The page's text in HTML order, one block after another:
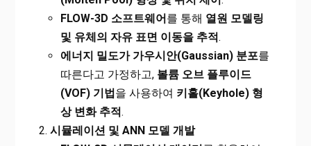
FLOW-3D 소프트웨어를 통해 열원 모델링
및 유체의 자유 표면 이동을 추적.
에너지 밀도가 가우시안(Gaussian) 분포를
따른다고 가정하고, 볼륨 오브 플루이드
(VOF) 기법을 사용하여 키홀(Keyhole) 형
상 변화 추적.
시뮬레이션 및 ANN 모델 개발